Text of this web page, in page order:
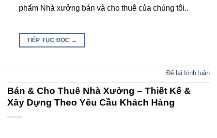
phẩm Nhà xưởng bán và cho thuê của chúng tôi..
TIẾP TỤC ĐỌC →
Để lại bình luận
Bán & Cho Thuê Nhà Xưởng – Thiết Kế &
Xây Dựng Theo Yêu Cầu Khách Hàng